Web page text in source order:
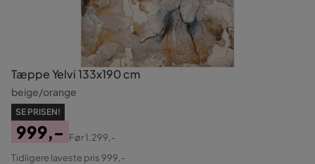
Tæppe Yelvi 133x190 cm
beige/orange
SE PRISEN!
Pris
999,-
Original
Før1.299,-
Tidligere laveste pris 999,-